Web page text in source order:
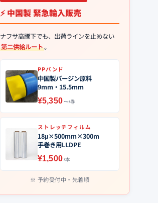
⚡ 中国製 緊急輸入販売
ナフサ高騰下でも、出荷ラインを止めない
第二供給ルート。
PPバンド
中国製バージン原料
9mm・15.5mm
¥5,350〜/巻
ストレッチフィルム
18μ×500mm×300m
手巻き用LLDPE
¥1,500/本
予約受付中・先着順